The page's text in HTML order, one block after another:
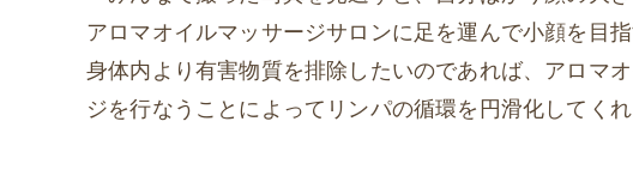
アロマオイルマッサージサロンに足を運んで小顔を目
身体内より有害物質を排除したいのであれば、アロマ
ジを行なうことによってリンパの循環を円滑化してく